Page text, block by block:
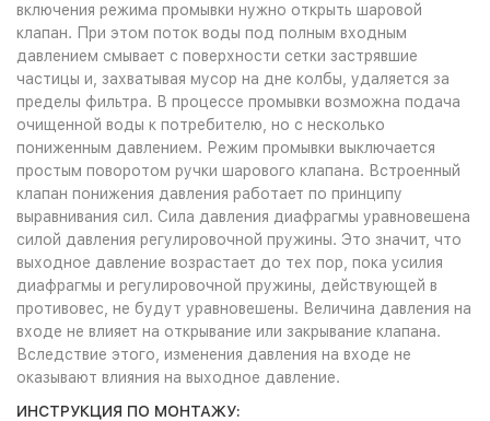
включения режима промывки нужно открыть шаровой
клапан. При этом поток воды под полным входным
давлением смывает с поверхности сетки застрявшие
частицы и, захватывая мусор на дне колбы, удаляется за
пределы фильтра. В процессе промывки возможна подача
очищенной воды к потребителю, но с несколько
пониженным давлением. Режим промывки выключается
простым поворотом ручки шарового клапана. Встроенный
клапан понижения давления работает по принципу
выравнивания сил. Сила давления диафрагмы уравновешена
силой давления регулировочной пружины. Это значит, что
выходное давление возрастает до тех пор, пока усилия
диафрагмы и регулировочной пружины, действующей в
противовес, не будут уравновешены. Величина давления на
входе не влияет на открывание или закрывание клапана.
Вследствие этого, изменения давления на входе не
оказывают влияния на выходное давление.
ИНСТРУКЦИЯ ПО МОНТАЖУ: